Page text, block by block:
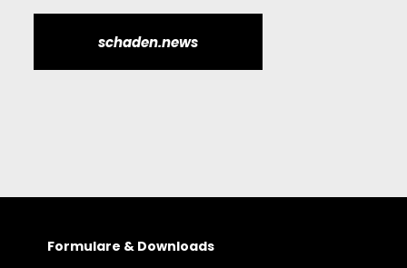
schaden.news
Formulare & Downloads